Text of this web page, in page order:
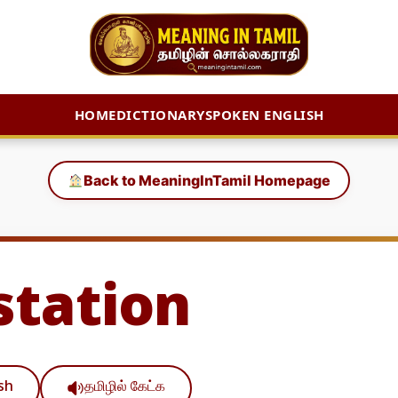
HOMEDICTIONARYSPOKEN ENGLISH
Back to MeaningInTamil Homepage
தமிழில் கேட்க